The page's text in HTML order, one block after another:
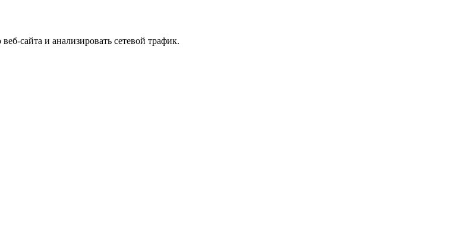
сайта и анализировать сетевой трафик.